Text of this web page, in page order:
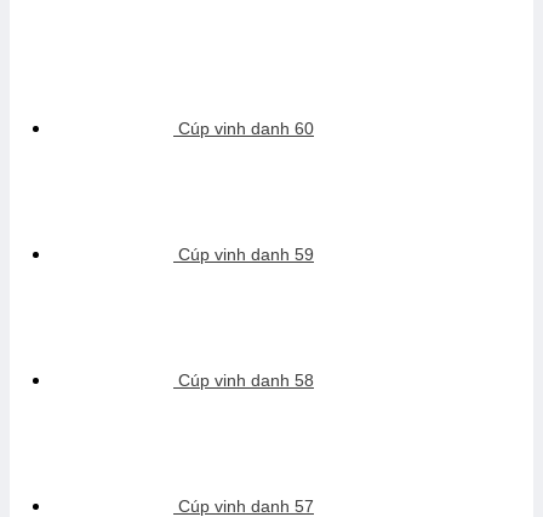
Cúp vinh danh 60
Cúp vinh danh 59
Cúp vinh danh 58
Cúp vinh danh 57